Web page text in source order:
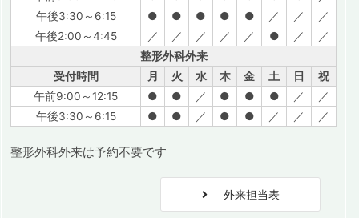
午後3:30～6:15
● ● ● ● ● ／ ／
／
午後2:00～4:45
／ ／ ／ ／ ／ ● ／
／
整形外科外来
受付時間
月 火 水 木 金 土 日
祝
午前9:00～12:15
● ● ／ ● ● ● ／
／
午後3:30～6:15
● ● ／ ● ● ／ ／ ／
整形外科外来は予約不要です
外来担当表